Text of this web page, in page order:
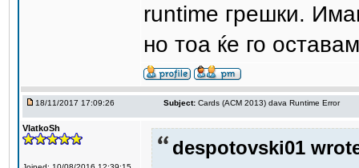
runtime грешки.
но тоа ќе го
18/11/2017 17:09:26 Subject: Cards (ACM 2013) dava Runtime Error
VlatkoSh
despotovski01